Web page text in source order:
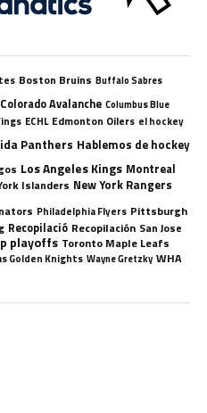
Boston Bruins Buffalo Sabres
Colorado Avalanche Columbus Blue
ECHL Edmonton Oilers el hockey
Panthers Hablemos de hockey
Los Angeles Kings Montreal
Islanders New York Rangers
Philadelphia Flyers Pittsburgh
Recopilació Recopilación San Jose
playoffs Toronto Maple Leafs
Golden Knights Wayne Gretzky WHA